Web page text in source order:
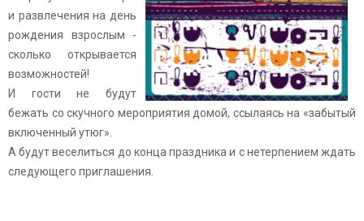
и развлечения на день
рождения взрослым -
сколько открывается
возможностей!
И гости не будут
бежать со скучного мероприятия домой, ссылаясь на «забытый
включенный утюг».
А будут веселиться до конца праздника и с нетерпением ждать
следующего приглашения.